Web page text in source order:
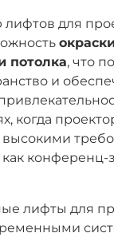
для
потолка, что
и
когда
как
лифты для